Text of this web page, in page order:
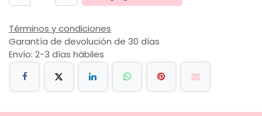
Términos y condiciones
Garantía de devolución de 30 días
Envío: 2-3 días hábiles